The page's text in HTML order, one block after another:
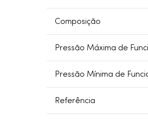
Composição
Pressão Máxima de
Pressão Mínima de
Referência